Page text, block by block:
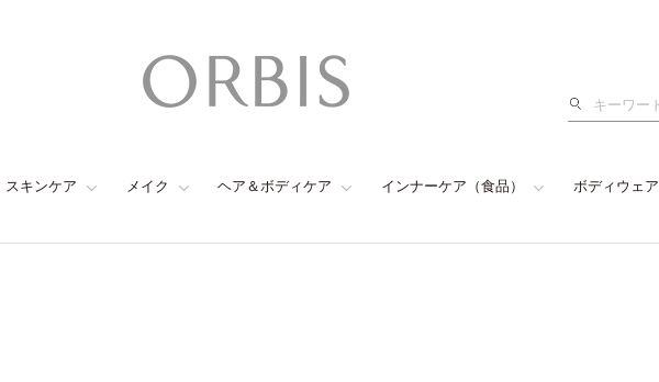
検
スキンケア メイク ヘア＆ボディケア インナーケア（食品） ボディウェア